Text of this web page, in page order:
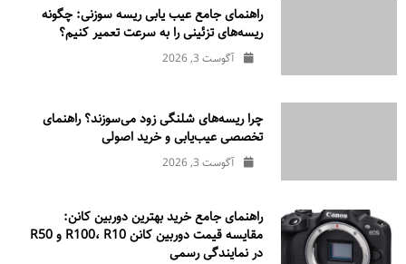
راهنمای جامع عیب یابی ریسه سوزنی: چگونه
ریسه‌های تزئینی را به سرعت تعمیر کنیم؟
آگوست 3, 2026
چرا ریسه‌های شلنگی زود می‌سوزند؟ راهنمای
تخصصی عیب‌یابی و خرید اصولی
آگوست 3, 2026
راهنمای جامع خرید بهترین دوربین کانن:
مقایسه قیمت دوربین کانن R100، R10 و R50
در نمایندگی رسمی